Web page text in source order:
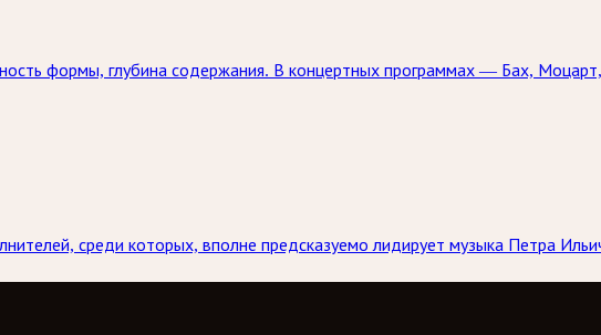
формы, глубина содержания. В концертных программах — Бах,
среди которых, вполне предсказуемо лидирует музыка Петра